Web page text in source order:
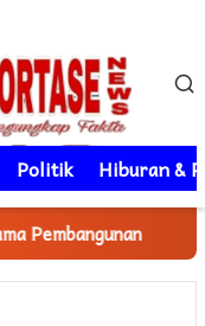
Politik Hiburan &
KKN Unhas